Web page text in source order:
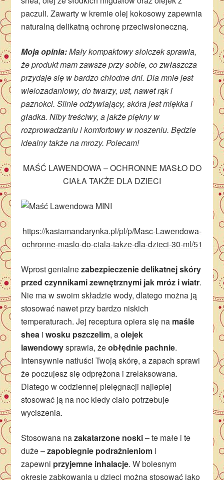
paczuli. Zawarty w kremie olej kokosowy zapewnia
naturalną delikatną ochronę przeciwsłoneczną.
Moja opinia:Mały kompaktowy słoiczek sprawia,
że produkt mam zawsze przy sobie, co zwłaszcza
przydaje się w bardzo chłodne dni. Dla mnie jest
wielozadaniowy, do twarzy, ust, nawet rąk i
paznokci. Silnie odżywiający, skóra jest miękka i
gładka. Niby treściwy, a jakże piękny w
rozprowadzaniu i komfortowy w noszeniu. Będzie
idealny także na mrozy. Polecam!
MAŚĆ LAWENDOWA – OCHRONNE MASŁO DO
CIAŁA TAKŻE DLA DZIECI
https://kasiamandarynka.pl/pl/p/Masc-Lawendowa-
ochronne-maslo-do-ciala-takze-dla-dzieci-30-ml/51
Wprost genialnezabezpieczenie delikatnej skóry
przed czynnikami zewnętrznymi jak mróz i wiatr.
Nie ma w swoim składzie wody, dlatego można ją
stosować nawet przy bardzo niskich
temperaturach. Jej receptura opiera się na maśle
shea iwosku pszczelim, aolejek
lawendowysprawia, żeobłędnie pachnie.
Intensywnie natłuści Twoją skórę, a zapach sprawi
że poczujesz się odprężona i zrelaksowana.
Dlatego w codziennej pielęgnacji najlepiej
stosować ją na noc kiedy ciało potrzebuje
wyciszenia.
Stosowana nazakatarzone noski– te małe i te
duże –zapobiegnie podrażnieniom i
zapewni przyjemne inhalacje. W bolesnym
okresie ząbkowania u dzieci można stosować jako